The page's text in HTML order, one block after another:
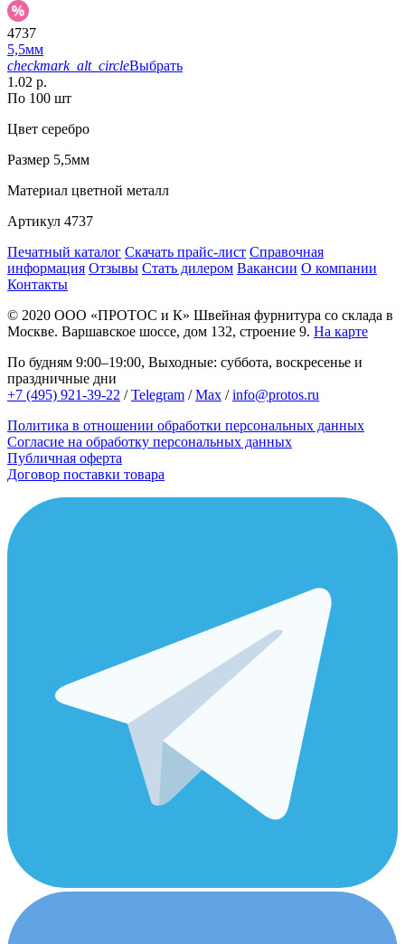
4737
5,5мм
checkmark_alt_circleВыбрать
1.02 р.
По 100 шт
Цвет серебро
Размер 5,5мм
Материал цветной металл
Артикул 4737
Печатный каталог Скачать прайс-лист Справочная
информация Отзывы Стать дилером Вакансии О компании
Контакты
© 2020 ООО «ПРОТОС и К» Швейная фурнитура со склада в
Москве. Варшавское шоссе, дом 132, строение 9. На карте
По будням 9:00–19:00, Выходные: суббота, воскресенье и
праздничные дни
+7 (495) 921-39-22 /Telegram /Max /info@protos.ru
Политика в отношении обработки персональных данных
Согласие на обработку персональных данных
Публичная оферта
Договор поставки товара